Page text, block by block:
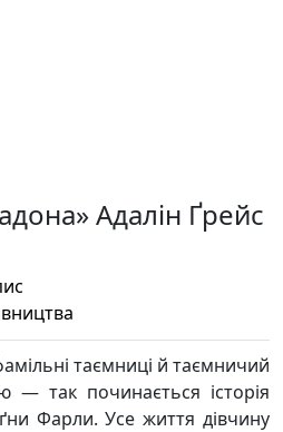
Адалін Ґрейс
таємниці й таємничий
так починається історія
Фарли. Усе життя дівчину